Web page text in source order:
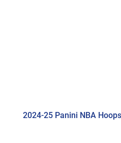
2024-25 Panini NBA